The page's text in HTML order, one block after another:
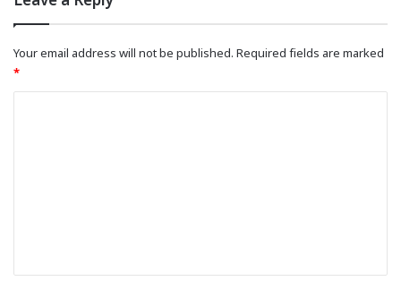
Your email address will not be published. Required fields are marked
*